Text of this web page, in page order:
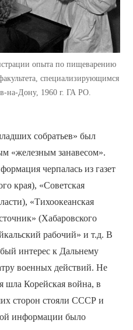
опыта по пищеварению
специализирующимся
на-Дону, 1960 г. ГА РО.
собратьев» был
«железным занавесом».
черпалась из газет
края), «Советская
«Тихоокеанская
(Хабаровского
рабочий» и т.д. В
интерес к Дальнему
военных действий. Не
шла Корейская война, в
сторон стояли СССР и
информации было